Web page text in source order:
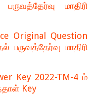
மாதிரி
Original Question
பருவத்தேர்வு மாதிரி
Key 2022-TM-4 ம்
Key